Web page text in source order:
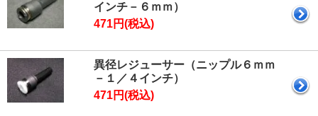
インチ－６ｍｍ）
471円(税込)
異径レジューサー（ニップル６ｍｍ
－１／４インチ）
471円(税込)